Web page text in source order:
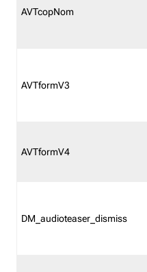
AVTcopNom
AVTformV3
AVTformV4
DM_audioteaser_dismiss